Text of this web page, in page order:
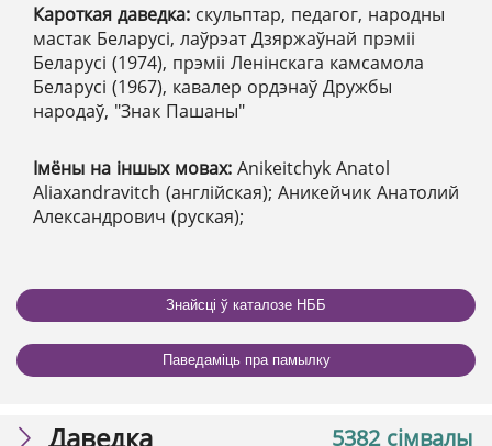
Кароткая даведка: скульптар, педагог, народны
мастак Беларусі, лаўрэат Дзяржаўнай прэміі
Беларусі (1974), прэміі Ленінскага камсамола
Беларусі (1967), кавалер ордэнаў Дружбы
народаў, "Знак Пашаны"
Імёны на іншых мовах: Anikeitchyk Anatol
Aliaxandravitch (англійская); Аникейчик Анатолий
Александрович (руская);
Знайсці ў каталозе НББ
Паведаміць пра памылку
5382 сімвалы
Даведка